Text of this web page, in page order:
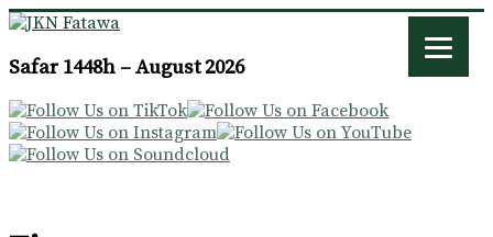
JKN
Safar 1448h – August 2026